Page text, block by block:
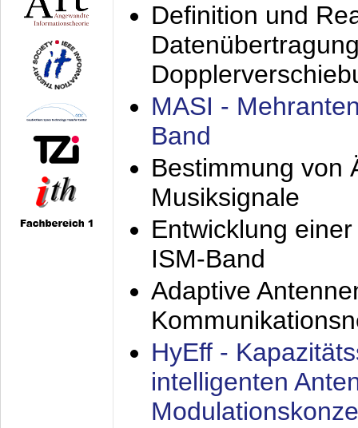
Definition und
MASI -
Band
Bestimmung von
Musiksignale
Entwicklung
ISM-Band
Adaptive
HyEff -
intelligenten